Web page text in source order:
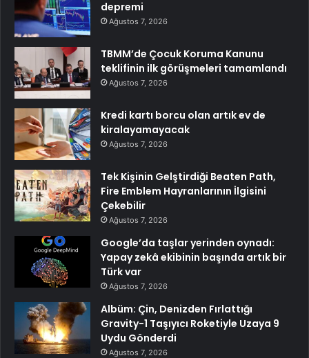
depremi
Ağustos 7, 2026
TBMM’de Çocuk Koruma Kanunu
teklifinin ilk görüşmeleri tamamlandı
Ağustos 7, 2026
Kredi kartı borcu olan artık ev de
kiralayamayacak
Ağustos 7, 2026
Tek Kişinin Gelştirdiği Beaten Path,
Fire Emblem Hayranlarının İlgisini
Çekebilir
Ağustos 7, 2026
Google’da taşlar yerinden oynadı:
Yapay zekâ ekibinin başında artık bir
Türk var
Ağustos 7, 2026
Albüm: Çin, Denizden Fırlattığı
Gravity-1 Taşıyıcı Roketiyle Uzaya 9
Uydu Gönderdi
Ağustos 7, 2026